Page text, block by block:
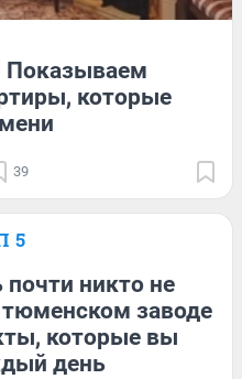
Показываем
которые
39
5
никто не
тюменском заводе
которые вы
день